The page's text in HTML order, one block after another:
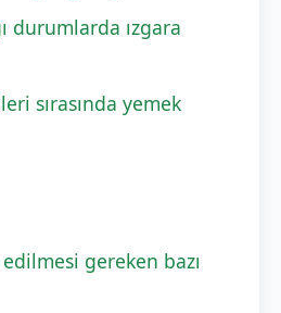
durumlarda ızgara
sırasında yemek
gereken bazı